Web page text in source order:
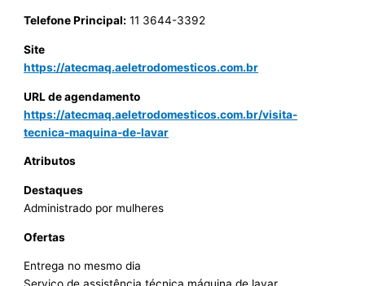
Telefone Principal: 11 3644-3392
Site
https://atecmaq.aeletrodomesticos.com.br
URL de agendamento
https://atecmaq.aeletrodomesticos.com.br/visita-
tecnica-maquina-de-lavar
Atributos
Destaques
Administrado por mulheres
Ofertas
Entrega no mesmo dia